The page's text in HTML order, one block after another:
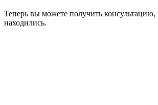
Теперь вы можете получить
находились.